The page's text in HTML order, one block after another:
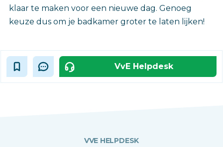
klaar te maken voor een nieuwe dag. Genoeg
keuze dus om je badkamer groter te laten lijken!
VvE Helpdesk
VVE HELPDESK